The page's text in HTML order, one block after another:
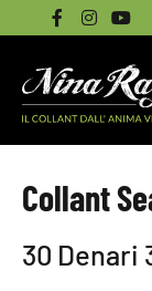
Collant
30 Denari